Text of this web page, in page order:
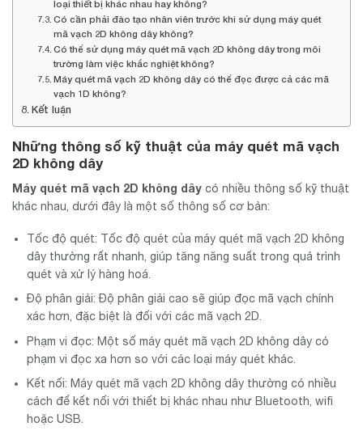
loại thiết bị khác nhau hay không?
Có cần phải đào tạo nhân viên trước khi sử dụng máy quét
mã vạch 2D không dây không?
Có thể sử dụng máy quét mã vạch 2D không dây trong môi
trường làm việc khắc nghiệt không?
Máy quét mã vạch 2D không dây có thể đọc được cả các mã
vạch 1D không?
Kết luận
Những thông số kỹ thuật của máy quét mã vạch
2D không dây
Máy quét mã vạch 2D không dây có nhiều thông số kỹ thuật
khác nhau, dưới đây là một số thông số cơ bản:
Tốc độ quét: Tốc độ quét của máy quét mã vạch 2D không
dây thường rất nhanh, giúp tăng năng suất trong quá trình
quét và xử lý hàng hoá.
Độ phân giải: Độ phân giải cao sẽ giúp đọc mã vạch chính
xác hơn, đặc biệt là đối với các mã vạch 2D.
Phạm vi đọc: Một số máy quét mã vạch 2D không dây có
phạm vi đọc xa hơn so với các loại máy quét khác.
Kết nối: Máy quét mã vạch 2D không dây thường có nhiều
cách để kết nối với thiết bị khác nhau như Bluetooth, wifi
hoặc USB.